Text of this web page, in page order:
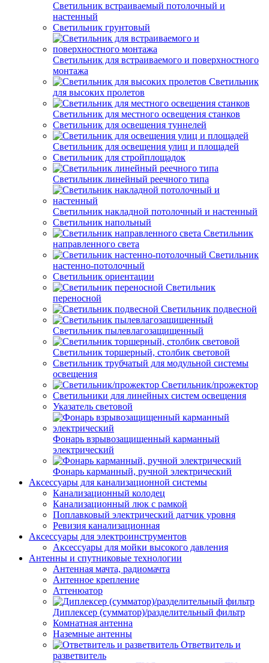
Светильник встраиваемый потолочный и
настенный
Светильник грунтовый
Светильник для встраиваемого и поверхностного
монтажа
Светильник
для высоких пролетов
Светильник для местного освещения станков
Светильник для освещения туннелей
Светильник для освещения улиц и площадей
Светильник для стройплощадок
Светильник линейный реечного типа
Светильник накладной потолочный и настенный
Светильник напольный
Светильник
направленного света
Светильник
настенно-потолочный
Светильник ориентации
Светильник
переносной
Светильник подвесной
Светильник пылевлагозащищенный
Светильник торшерный, столбик световой
Светильник трубчатый для модульной системы
освещения
Светильник/прожектор
Светильники для линейных систем освещения
Указатель световой
Фонарь взрывозащищенный карманный
электрический
Фонарь карманный, ручной электрический
Аксессуары для канализационной системы
Канализационный колодец
Канализационный люк с рамкой
Поплавковый электрический датчик уровня
Ревизия канализационная
Аксессуары для электроинструментов
Аксессуары для мойки высокого давления
Антенны и спутниковые технологии
Антенная мачта, радиомачта
Антенное крепление
Аттенюатор
Диплексер (сумматор)/разделительный фильтр
Комнатная антенна
Наземные антенны
Ответвитель и
разветвитель